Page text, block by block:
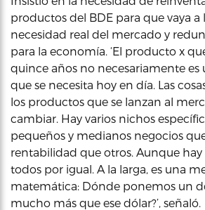
productos del BDE para que vaya a
necesidad real del mercado y
para la economía. ‘El producto x
quince años no necesariamente es
que se necesita hoy en día. Las
los productos que se lanzan al
cambiar. Hay varios nichos
pequeños y medianos negocios
rentabilidad que otros. Aunque hay
todos por igual. A la larga, es una
matemática: Dónde ponemos un
mucho más que ese dólar?’, señaló.